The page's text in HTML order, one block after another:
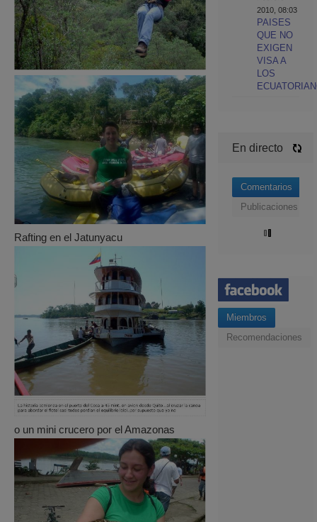
Rafting en el Jatunyacu
o un mini crucero por el Amazonas
2010, 08:03
PAISES
QUE NO
EXIGEN
VISA A
LOS
En directo
Comentarios
Publicaciones
Miembros
Recomendaciones